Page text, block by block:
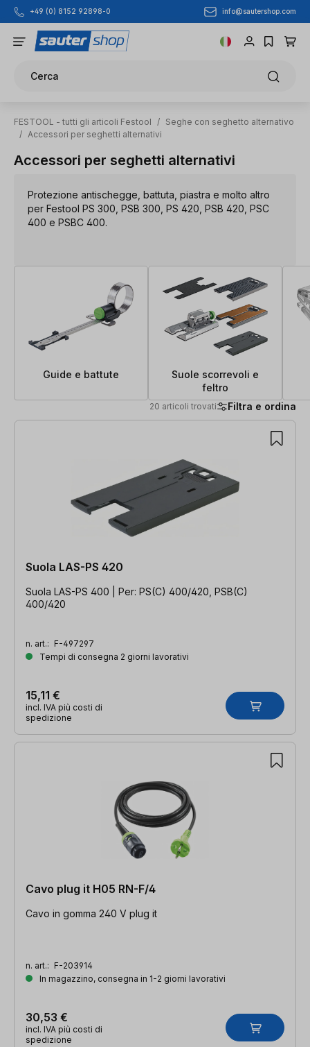
Passa al contenuto principale
+49 (0) 8152 92898-0 info@sautershop.com
Cerca
FESTOOL - tutti gli articoli Festool / Seghe con seghetto alternativo
/ Accessori per seghetti alternativi
Accessori per seghetti alternativi
Protezione antischegge, battuta, piastra e molto altro
per Festool PS 300, PSB 300, PS 420, PSB 420, PSC
400 e PSBC 400.
Guide e battute
Suole scorrevoli e
feltro
20 articoli trovati Filtra e ordina
20 articoli trovati
Suola LAS-PS 420
Suola LAS-PS 400 | Per: PS(C) 400/420, PSB(C)
400/420
n. art.: F-497297
Tempi di consegna 2 giorni lavorativi
15,11 €
incl. IVA più costi di
spedizione
Cavo plug it H05 RN-F/4
Cavo in gomma 240 V plug it
n. art.: F-203914
In magazzino, consegna in 1-2 giorni lavorativi
30,53 €
incl. IVA più costi di
spedizione